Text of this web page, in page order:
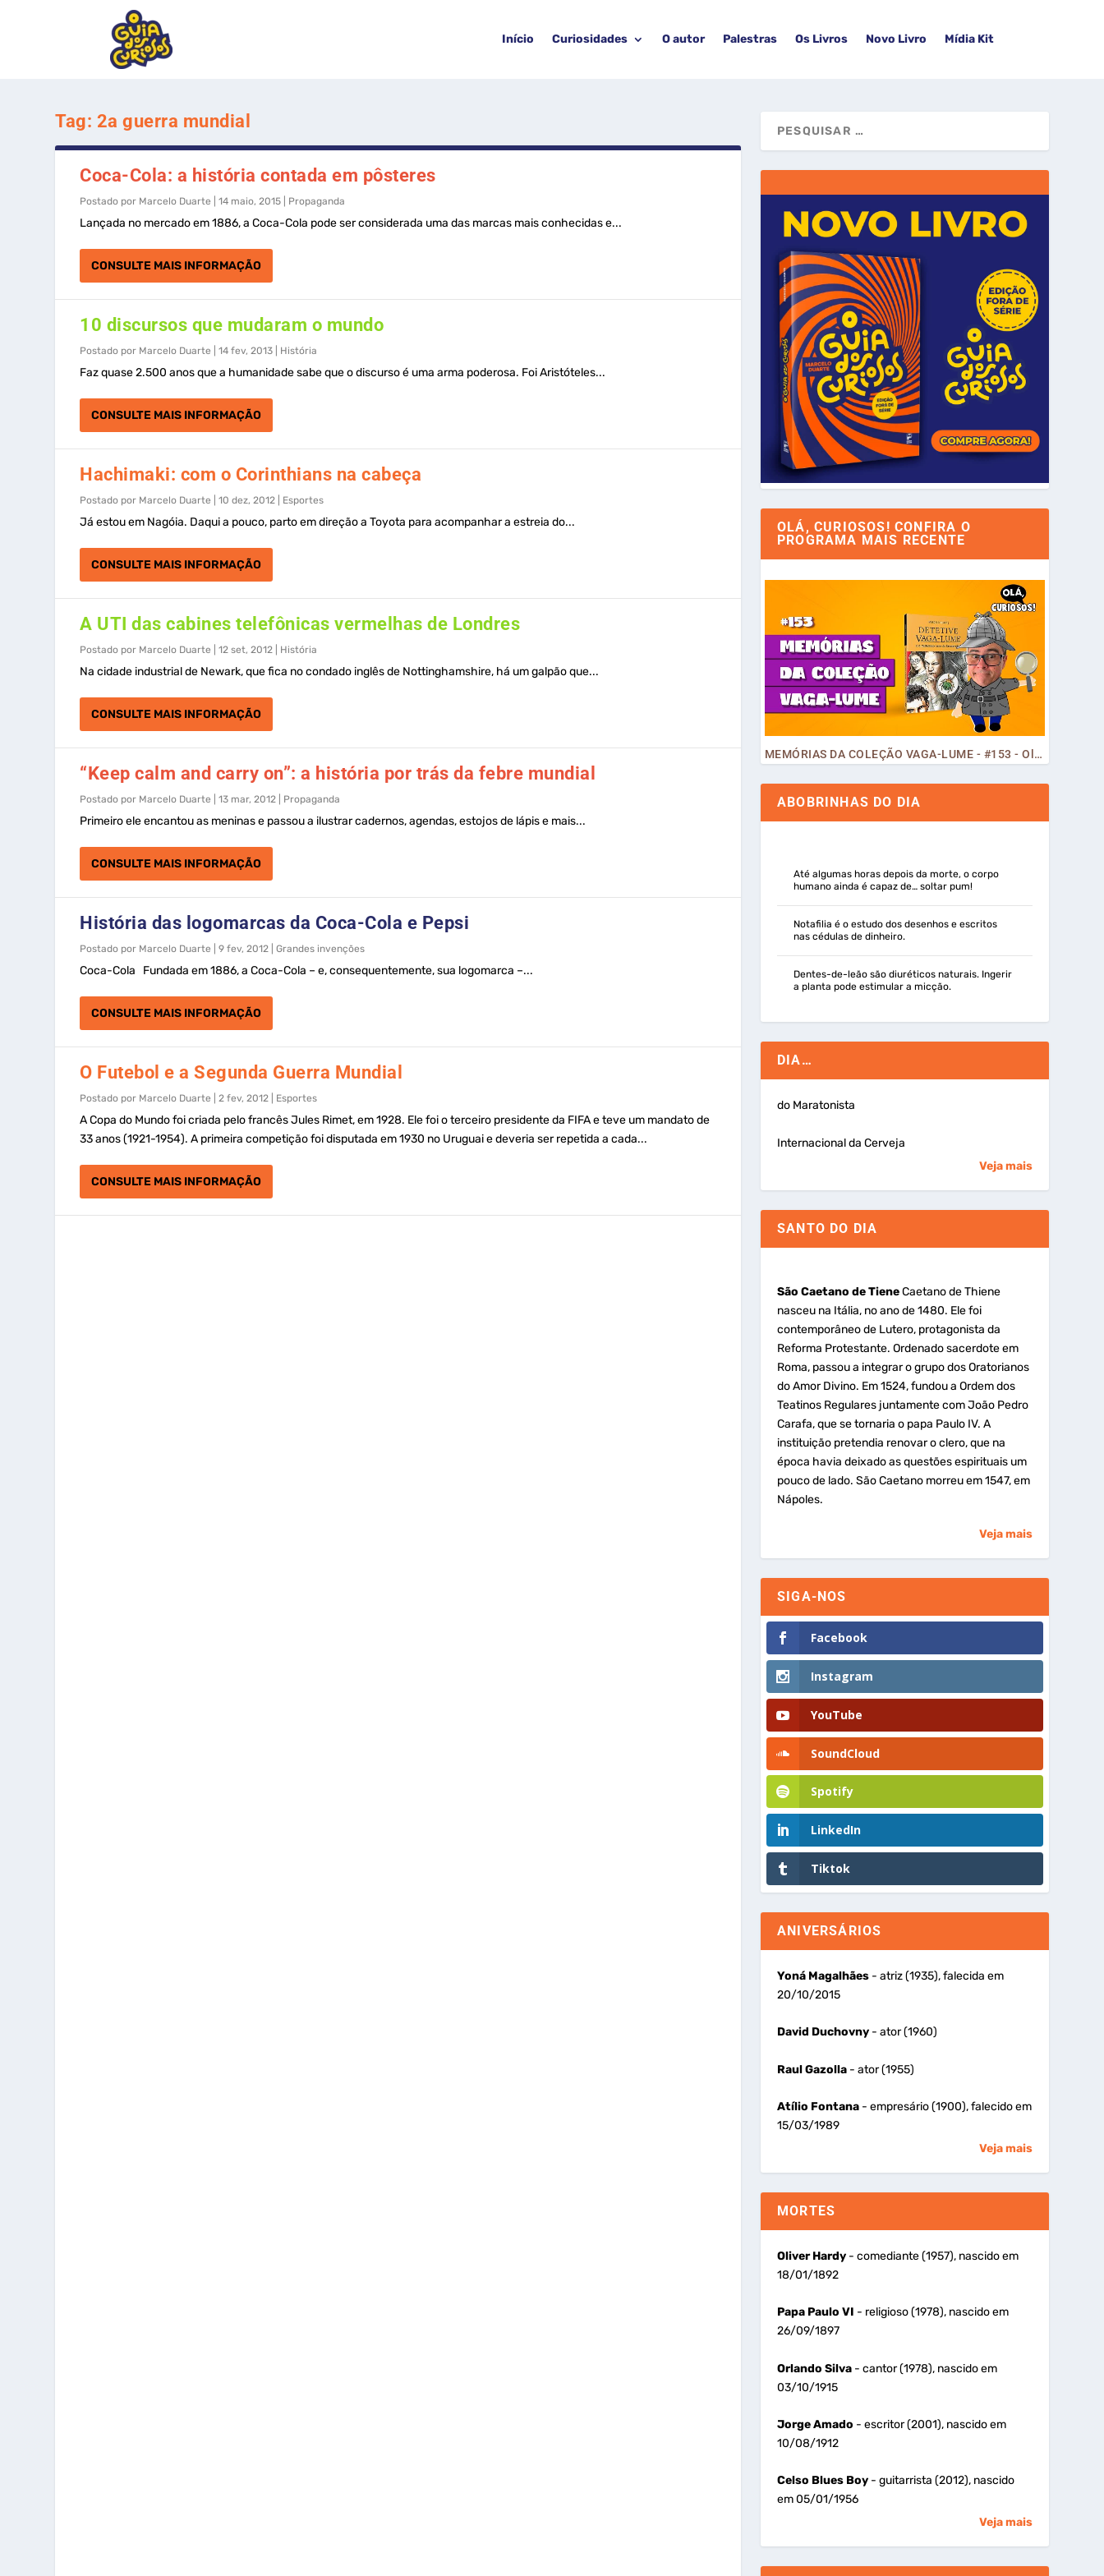
Início Curiosidades O autor Palestras Os Livros Novo Livro Mídia Kit
Tag: 2a guerra mundial
Coca-Cola: a história contada em pôsteres
Postado por Marcelo Duarte |14 maio, 2015 Propaganda
Lançada no mercado em 1886, a Coca-Cola pode ser considerada uma das marcas mais conhecidas e...
CONSULTE MAIS INFORMAÇÃO
10 discursos que mudaram o mundo
Postado por Marcelo Duarte |14 fev, 2013 História
Faz quase 2.500 anos que a humanidade sabe que o discurso é uma arma poderosa. Foi Aristóteles...
CONSULTE MAIS INFORMAÇÃO
Hachimaki: com o Corinthians na cabeça
Postado por Marcelo Duarte |10 dez, 2012 Esportes
Já estou em Nagóia. Daqui a pouco, parto em direção a Toyota para acompanhar a estreia do...
CONSULTE MAIS INFORMAÇÃO
A UTI das cabines telefônicas vermelhas de Londres
Postado por Marcelo Duarte |12 set, 2012 História
Na cidade industrial de Newark, que fica no condado inglês de Nottinghamshire, há um galpão que...
CONSULTE MAIS INFORMAÇÃO
“Keep calm and carry on”: a história por trás da febre mundial
Postado por Marcelo Duarte |13 mar, 2012 Propaganda
Primeiro ele encantou as meninas e passou a ilustrar cadernos, agendas, estojos de lápis e mais...
CONSULTE MAIS INFORMAÇÃO
História das logomarcas da Coca-Cola e Pepsi
Postado por Marcelo Duarte |9 fev, 2012 |Grandes invenções
Coca-Cola Fundada em 1886, a Coca-Cola – e, consequentemente, sua logomarca –...
CONSULTE MAIS INFORMAÇÃO
O Futebol e a Segunda Guerra Mundial
Postado por Marcelo Duarte |2 fev, 2012 Esportes
A Copa do Mundo foi criada pelo francês Jules Rimet, em 1928. Ele foi o terceiro presidente da FIFA e teve um mandato de
33 anos (1921-1954). A primeira competição foi disputada em 1930 no Uruguai e deveria ser repetida a cada...
CONSULTE MAIS INFORMAÇÃO
OLÁ, CURIOSOS! CONFIRA O
PROGRAMA MAIS RECENTE
MEMÓRIAS DA COLEÇÃO VAGA-LUME - #153 - Olá, Curiosos! 2023
ABOBRINHAS DO DIA
Até algumas horas depois da morte, o corpo
humano ainda é capaz de… soltar pum!
Notafilia é o estudo dos desenhos e escritos
nas cédulas de dinheiro.
Dentes-de-leão são diuréticos naturais. Ingerir
a planta pode estimular a micção.
DIA…
do Maratonista
Internacional da Cerveja
Veja mais
SANTO DO DIA
São Caetano de TieneCaetano de Thiene
nasceu na Itália, no ano de 1480. Ele foi
contemporâneo de Lutero, protagonista da
Reforma Protestante. Ordenado sacerdote em
Roma, passou a integrar o grupo dos Oratorianos
do Amor Divino. Em 1524, fundou a Ordem dos
Teatinos Regulares juntamente com João Pedro
Carafa, que se tornaria o papa Paulo IV. A
instituição pretendia renovar o clero, que na
época havia deixado as questões espirituais um
pouco de lado. São Caetano morreu em 1547, em
Nápoles.
Veja mais
SIGA-NOS
Facebook
Instagram
YouTube
SoundCloud
Spotify
LinkedIn
Tiktok
ANIVERSÁRIOS
Yoná Magalhães- atriz (1935), falecida em
20/10/2015
David Duchovny- ator (1960)
Raul Gazolla- ator (1955)
Atílio Fontana- empresário (1900), falecido em
15/03/1989
Veja mais
MORTES
Oliver Hardy- comediante (1957), nascido em
18/01/1892
Papa Paulo VI - religioso (1978), nascido em
26/09/1897
Orlando Silva- cantor (1978), nascido em
03/10/1915
Jorge Amado - escritor (2001), nascido em
10/08/1912
Celso Blues Boy- guitarrista (2012), nascido
em 05/01/1956
Veja mais